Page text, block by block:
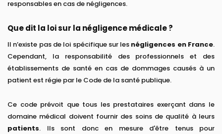
responsables en cas de négligences.
Que dit la loi sur la négligence médicale ?
Il n’existe pas de loi spécifique sur les négligences en France.
Cependant, la responsabilité des professionnels et des
établissements de santé en cas de dommages causés à un
patient est régie par le Code de la santé publique.
Ce code prévoit que tous les prestataires exerçant dans le
domaine médical doivent fournir des soins de qualité à leurs
patients. Ils sont donc en mesure d'être tenus pour